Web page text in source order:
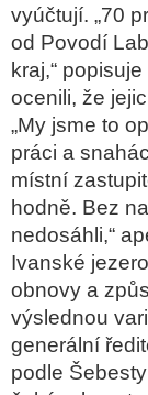
vyúčtují. „70
od Povodí
kraj,“
ocenili, že
„My jsme to
práci a
místní
hodně. Bez
nedosáhli,“
Ivanské
obnovy a
výslednou
generální
podle